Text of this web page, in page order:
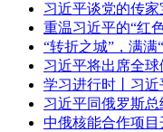
习近平谈党的传
重温习近平的“红
“转折之城”，满
习近平将出席全
学习进行时丨习近
习近平同俄罗斯
中俄核能合作项目